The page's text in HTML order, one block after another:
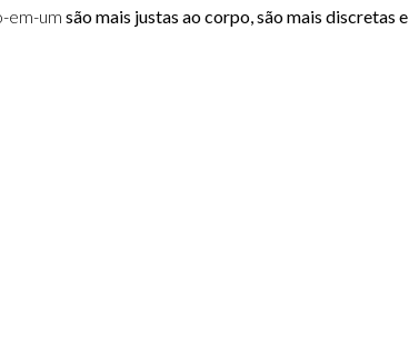
em-um são mais justas ao corpo, são mais discretas e